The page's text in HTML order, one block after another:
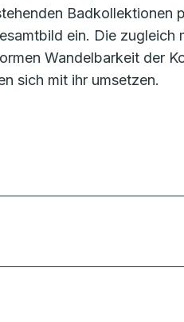
Badkollektionen
ein. Die zugleich
Wandelbarkeit der
sich mit ihr umsetzen.